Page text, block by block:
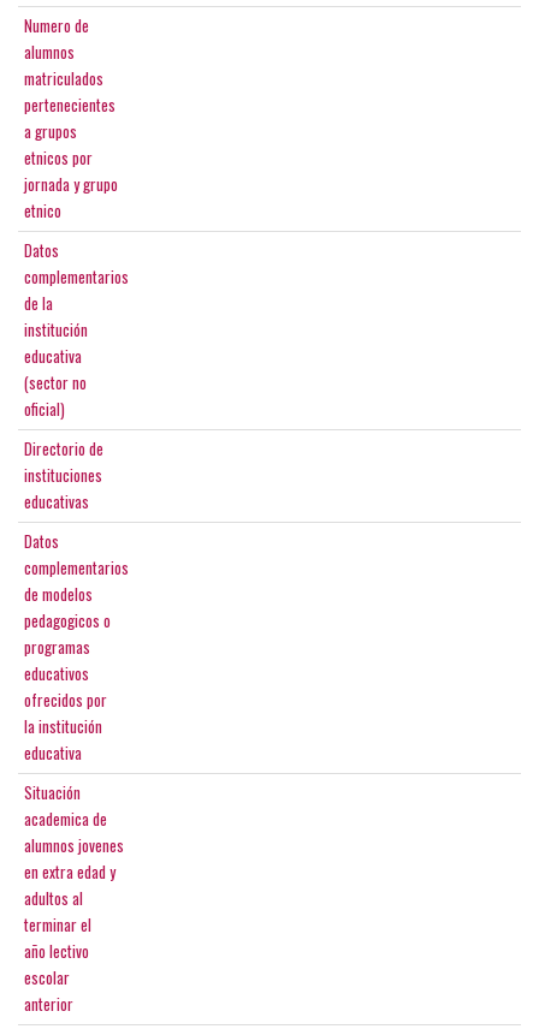
Numero de
alumnos
matriculados
pertenecientes
a grupos
etnicos por
jornada y grupo
etnico
Datos
complementarios
de la
institución
educativa
(sector no
oficial)
Directorio de
instituciones
educativas
Datos
complementarios
de modelos
pedagogicos o
programas
educativos
ofrecidos por
la institución
educativa
Situación
academica de
alumnos jovenes
en extra edad y
adultos al
terminar el
año lectivo
escolar
anterior